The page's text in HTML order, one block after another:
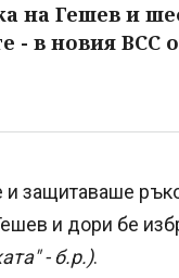
на Гешев и
- в новия ВСС
защитаваше
и дори бе
- б.р.).